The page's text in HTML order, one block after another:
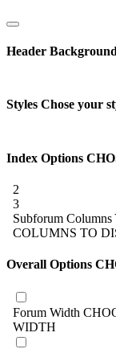
Header
Styles Chose your
Index Options
2
3
Subforum Columns
COLUMNS TO
Overall Options
Forum Width
WIDTH